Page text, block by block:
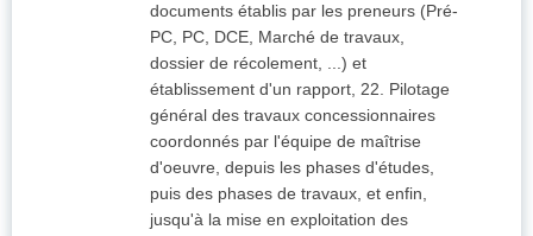
documents établis par les preneurs (Pré-
PC, PC, DCE, Marché de travaux,
dossier de récolement, ...) et
établissement d'un rapport, 22. Pilotage
général des travaux concessionnaires
coordonnés par l'équipe de maîtrise
d'oeuvre, depuis les phases d'études,
puis des phases de travaux, et enfin,
jusqu'à la mise en exploitation des